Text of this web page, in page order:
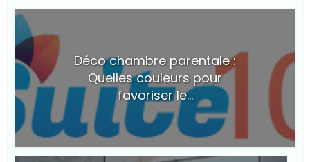
Déco chambre parentale :
Quelles couleurs pour
favoriser le...